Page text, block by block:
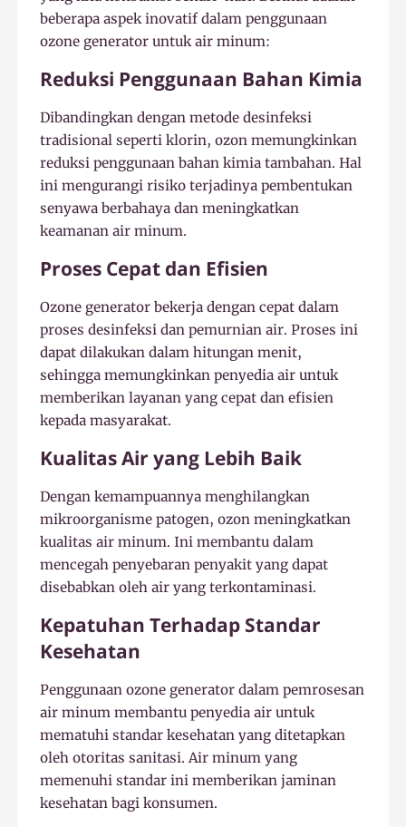
beberapa aspek inovatif dalam penggunaan
ozone generator untuk air minum:
Reduksi Penggunaan Bahan Kimia
Dibandingkan dengan metode desinfeksi
tradisional seperti klorin, ozon memungkinkan
reduksi penggunaan bahan kimia tambahan. Hal
ini mengurangi risiko terjadinya pembentukan
senyawa berbahaya dan meningkatkan
keamanan air minum.
Proses Cepat dan Efisien
Ozone generator bekerja dengan cepat dalam
proses desinfeksi dan pemurnian air. Proses ini
dapat dilakukan dalam hitungan menit,
sehingga memungkinkan penyedia air untuk
memberikan layanan yang cepat dan efisien
kepada masyarakat.
Kualitas Air yang Lebih Baik
Dengan kemampuannya menghilangkan
mikroorganisme patogen, ozon meningkatkan
kualitas air minum. Ini membantu dalam
mencegah penyebaran penyakit yang dapat
disebabkan oleh air yang terkontaminasi.
Kepatuhan Terhadap Standar
Kesehatan
Penggunaan ozone generator dalam pemrosesan
air minum membantu penyedia air untuk
mematuhi standar kesehatan yang ditetapkan
oleh otoritas sanitasi. Air minum yang
memenuhi standar ini memberikan jaminan
kesehatan bagi konsumen.